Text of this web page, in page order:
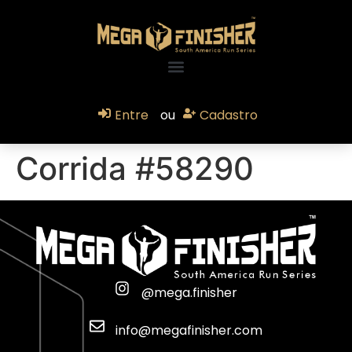
Entre ou Cadastro
Corrida #58290
@mega.finisher
info@megafinisher.com